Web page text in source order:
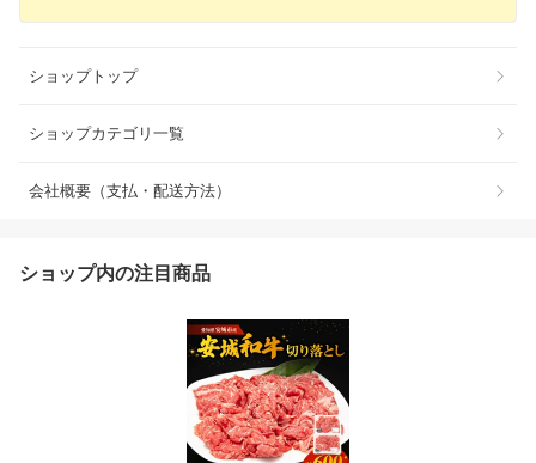
ショップトップ
ショップカテゴリ一覧
会社概要（支払・配送方法）
ショップ内の注目商品